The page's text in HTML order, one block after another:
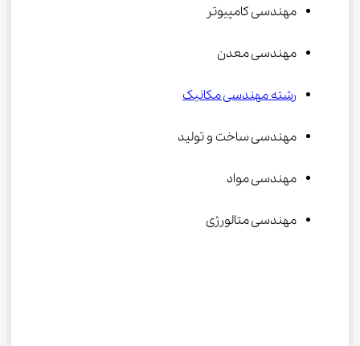
مهندسی کامپیوتر
مهندسی معدن
رشته مهندسی مکانیک
مهندسی ساخت و تولید
مهندسی مواد
مهندسی متالورژی